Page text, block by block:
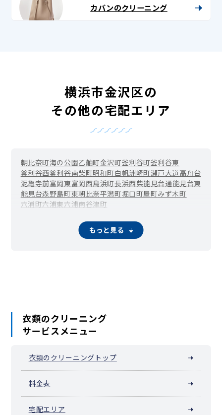
カバンのクリーニング
横浜市金沢区の
その他の宅配エリア
朝比奈町海の公園乙舳町金沢町釜利谷町釜利谷東
釜利谷西釜利谷南柴町昭和町白帆洲崎町瀬戸大道高舟台
泥亀寺前富岡東富岡西鳥浜町長浜西柴能見台通能見台東
能見台森野島町東朝比奈平潟町堀口町屋町みず木町
六浦町六浦東六浦南谷津町
もっと見る
衣類のクリーニング
サービスメニュー
衣類のクリーニングトップ
料金表
宅配エリア